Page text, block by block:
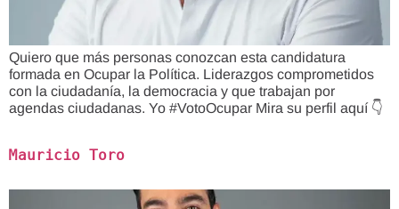
Quiero que más personas conozcan esta candidatura
formada en Ocupar la Política. Liderazgos comprometidos
con la ciudadanía, la democracia y que trabajan por
agendas ciudadanas. Yo #VotoOcupar Mira su perfil aquí 👇
Mauricio Toro